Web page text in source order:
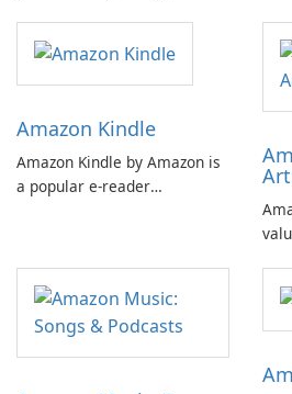
life. Use the photo editor to
edit photos directly on your
phone in the albelli photo
Amazon Kindle
Amazon Kindle by Amazon is
a popular e-reader
newspapers, and other
content on various devices.